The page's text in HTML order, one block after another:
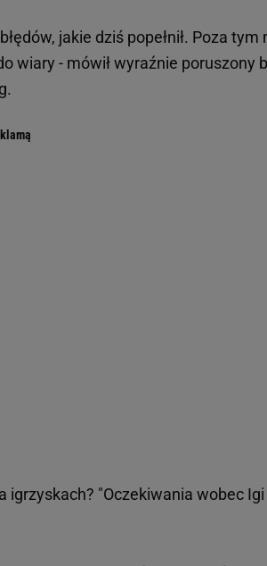
jakie dziś popełnił. Poza tym
wiary - mówił wyraźnie poruszony
igrzyskach? "Oczekiwania wobec Igi